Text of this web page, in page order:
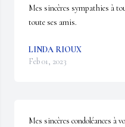
Mes sincères sympathies à
toute ses amis.
LINDA RIOUX
Feb 01, 2023
Mes sincères condoléances à